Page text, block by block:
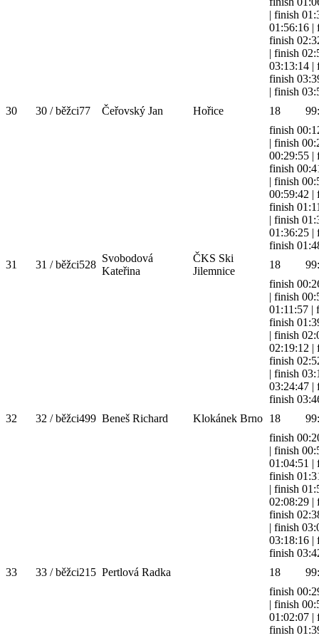
| finish
01:56:16 |
finish
| finish
03:13:14 |
finish
| finish
30
30 / běžci77 Čeřovský Jan Hořice 18
finish
| finish
00:29:55 |
finish
| finish
00:59:42 |
finish
| finish
01:36:25 |
finish
31
31 / běžci528
Svobodová
Kateřina
ČKS Ski
Jilemnice
18
finish
| finish
01:11:57 |
finish
| finish
02:19:12 |
finish
| finish
03:24:47 |
finish
32
32 / běžci499 Beneš Richard Klokánek Brno 18
finish
| finish
01:04:51 |
finish
| finish
02:08:29 |
finish
| finish
03:18:16 |
finish
33
33 / běžci215 Pertlová Radka 18
finish
| finish
01:02:07 |
finish